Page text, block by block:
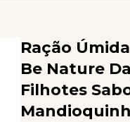
Ração
Be Nature
Filhotes